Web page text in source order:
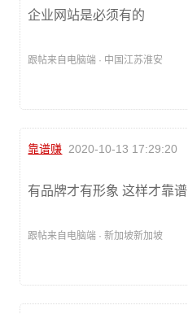
企业网站是必须有的
跟帖来自电脑端 · 中国江苏淮安
靠谱赚 2020-10-13 17:29:20
有品牌才有形象 这样才靠谱
跟帖来自电脑端 · 新加坡新加坡